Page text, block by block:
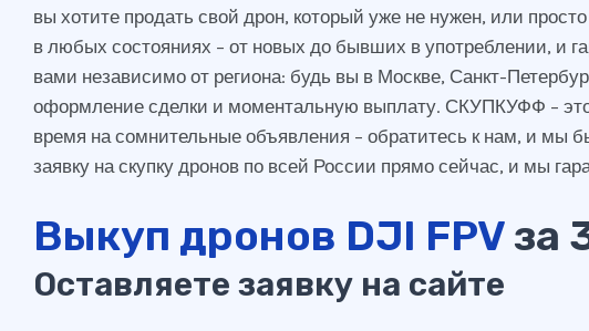
вы хотите продать свой дрон, который уже не нужен, или
в любых состояниях – от новых до бывших в употреблении, и
вами независимо от региона: будь вы в Москве, Санкт-
оформление сделки и моментальную выплату. СКУПКУФФ –
время на сомнительные объявления – обратитесь к нам, и мы
заявку на скупку дронов по всей России прямо сейчас, и мы
Выкуп дронов DJI FPVза
Оставляете заявку на сайте